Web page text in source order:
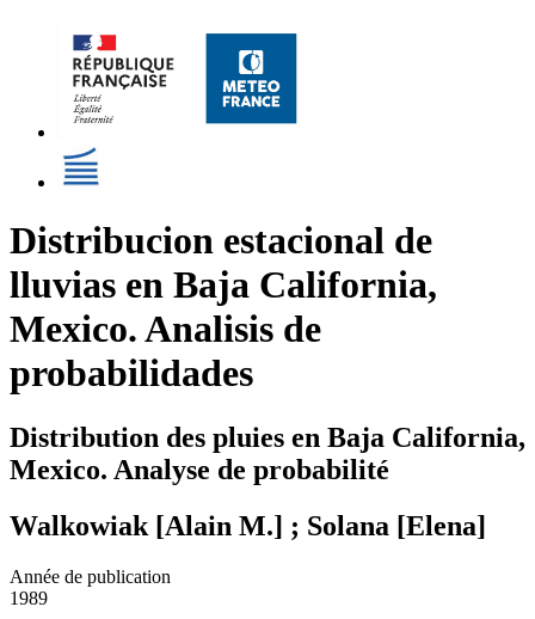
Distribucion estacional de
lluvias en Baja California,
Mexico. Analisis de
probabilidades
Distribution des pluies en Baja California,
Mexico. Analyse de probabilité
Walkowiak [Alain M.] ; Solana [Elena]
Année de publication
1989